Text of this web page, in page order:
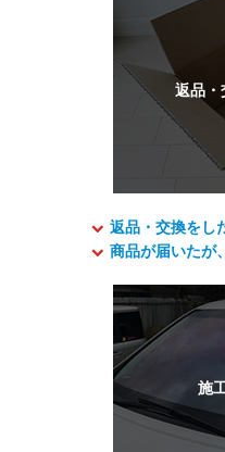
返品・交換をし
商品が届いたが